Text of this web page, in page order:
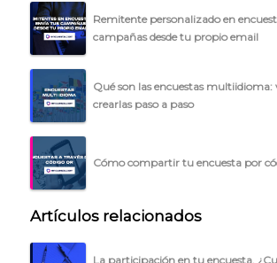
Remitente personalizado en
campañas desde tu propio email
Qué son las encuestas
crearlas paso a paso
Cómo compartir tu encuesta por
Artículos relacionados
La participación en tu encuesta.